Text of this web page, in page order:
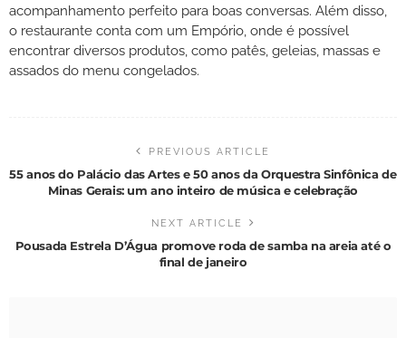
acompanhamento perfeito para boas conversas. Além disso,
o restaurante conta com um Empório, onde é possível
encontrar diversos produtos, como patês, geleias, massas e
assados do menu congelados.
PREVIOUS ARTICLE
55 anos do Palácio das Artes e 50 anos da Orquestra Sinfônica de
Minas Gerais: um ano inteiro de música e celebração
NEXT ARTICLE
Pousada Estrela D’Água promove roda de samba na areia até o
final de janeiro